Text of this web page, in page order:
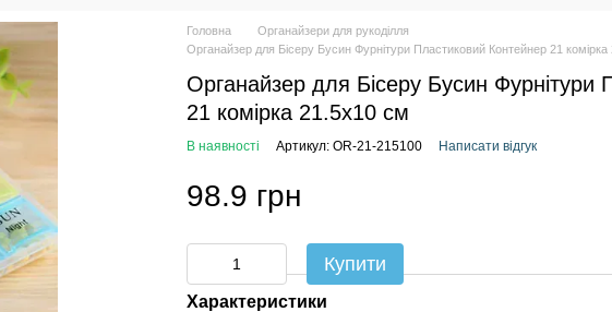
Головна
Органайзери для рукоділля
Органайзер для Бісеру Бусин Фурнітури Пластиковий Контейнер 21
Органайзер для Бісеру Бусин Фурнітури
21 комірка 21.5x10 см
В наявності Артикул: OR-21-215100 Написати відгук
98.9 грн
Купити
Характеристики